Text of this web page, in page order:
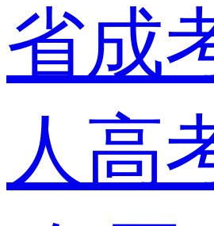
省成
人高